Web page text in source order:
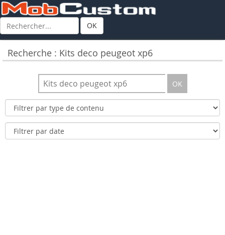
OK
Recherche : Kits deco peugeot xp6
OK